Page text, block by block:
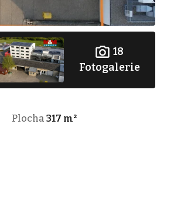
18
Fotogalerie
Plocha 317 m²